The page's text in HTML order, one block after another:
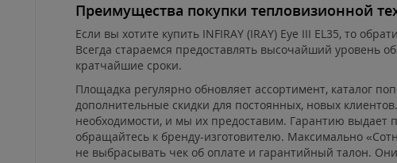
Преимущества покупки тепловизионной
Если вы хотите купить INFIRAY (IRAY) Eye III EL35, то
Всегда стараемся предоставлять высочайший уровень
кратчайшие сроки.
Площадка регулярно обновляет ассортимент, каталог
дополнительные скидки для постоянных, новых
необходимости, и мы их предоставим. Гарантию выдает
обращайтесь к бренду-изготовителю. Максимально
не выбрасывать чек об оплате и гарантийный талон.